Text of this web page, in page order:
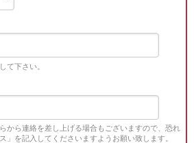
て下さい。
から連絡を差し上げる場合もございますので、恐れ
」を記入してくださいますようお願い致します。